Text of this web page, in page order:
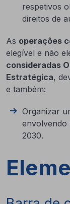
respetivos
direitos de
As operações
elegível e não
consideradas
Estratégica,
e também:
Organizar
envolvendo
2030.